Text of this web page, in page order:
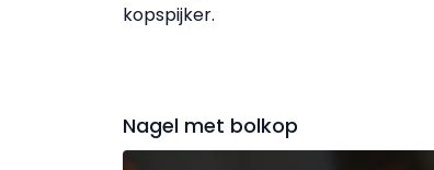
kopspijker.
Nagel met bolkop